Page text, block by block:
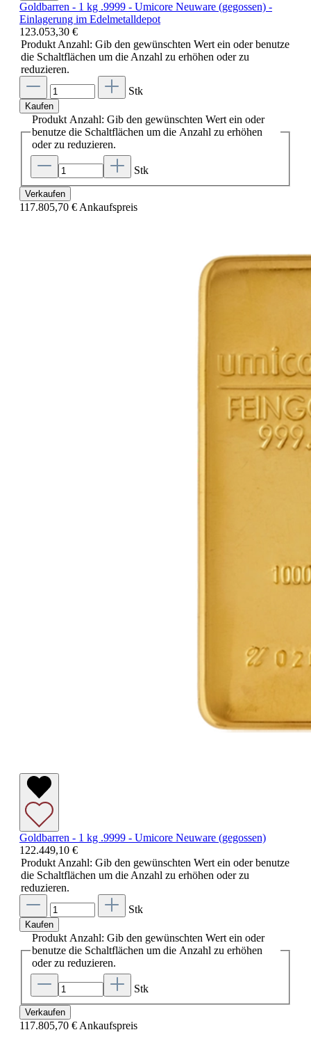
Goldbarren - 1 kg .9999 - Umicore Neuware (gegossen) -
Einlagerung im Edelmetalldepot
123.053,30 €
Produkt Anzahl: Gib den gewünschten Wert ein oder benutze
die Schaltflächen um die Anzahl zu erhöhen oder zu
reduzieren.
Stk
Kaufen
Produkt Anzahl: Gib den gewünschten Wert ein oder
benutze die Schaltflächen um die Anzahl zu erhöhen
oder zu reduzieren.
Stk
Verkaufen
117.805,70 € Ankaufspreis
Goldbarren - 1 kg .9999 - Umicore Neuware (gegossen)
122.449,10 €
Produkt Anzahl: Gib den gewünschten Wert ein oder benutze
die Schaltflächen um die Anzahl zu erhöhen oder zu
reduzieren.
Stk
Kaufen
Produkt Anzahl: Gib den gewünschten Wert ein oder
benutze die Schaltflächen um die Anzahl zu erhöhen
oder zu reduzieren.
Stk
Verkaufen
117.805,70 € Ankaufspreis